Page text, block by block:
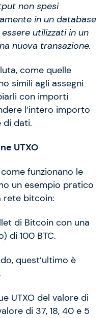
non spesi
in un database
utilizzati in un
nuova transazione.
come quelle
simili agli assegni
con importi
l’intero importo
di dati.
UTXO
funzionano le
un esempio pratico
rete bitcoin:
di Bitcoin con una
di 100 BTC.
quest’ultimo è
UTXO del valore di
di 37, 18, 40 e 5